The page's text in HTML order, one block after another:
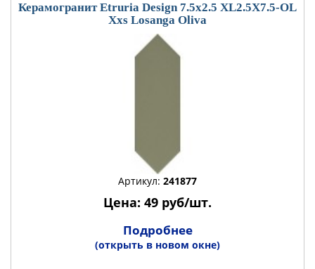
Керамогранит Etruria Design 7.5x2.5 XL2.5X7.5-OL
Xxs Losanga Oliva
Артикул: 241877
Цена: 49 руб/шт.
Подробнее
(открыть в новом окне)